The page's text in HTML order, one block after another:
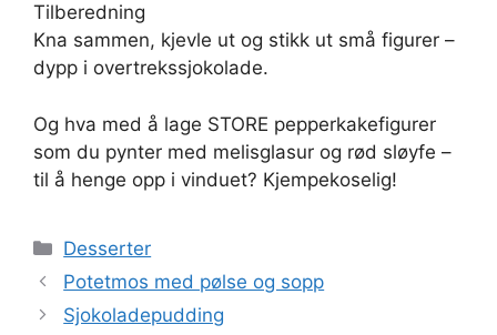
Tilberedning
Kna sammen, kjevle ut og stikk ut små figurer –
dypp i overtrekssjokolade.
Og hva med å lage STORE pepperkakefigurer
som du pynter med melisglasur og rød sløyfe –
til å henge opp i vinduet? Kjempekoselig!
Kategorier
Desserter
Potetmos med pølse og sopp
Sjokoladepudding